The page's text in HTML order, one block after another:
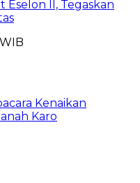
Eselon II, Tegaskan
Kenaikan
Karo